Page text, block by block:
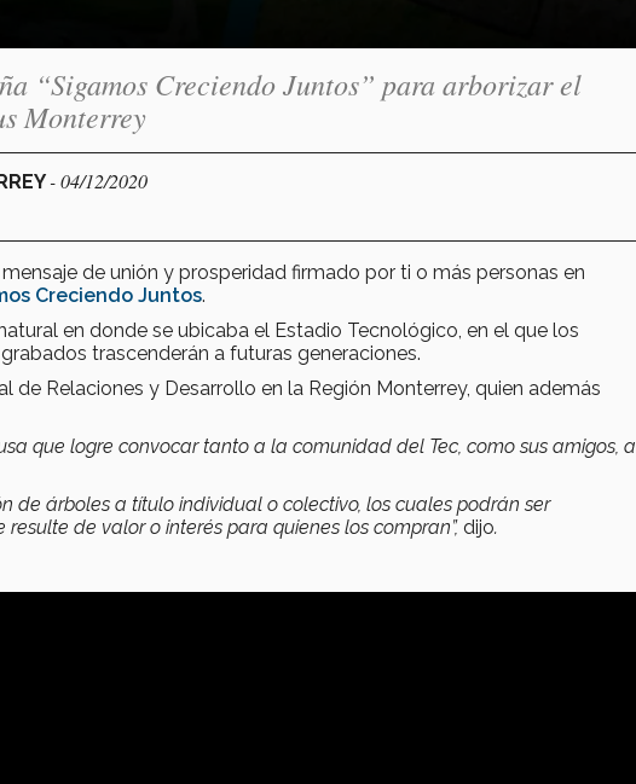
“Sigamos Creciendo Juntos” para arborizar el
Monterrey
- 04/12/2020
de unión y prosperidad firmado por ti o más personas en
Creciendo Juntos.
en donde se ubicaba el Estadio Tecnológico, en el que los
trascenderán a futuras generaciones.
de Relaciones y Desarrollo en la Región Monterrey, quien además
que logre convocar tanto a la comunidad del Tec, como sus amigos, a
de árboles a título individual o colectivo, los cuales podrán ser
de valor o interés para quienes los compran”, dijo.